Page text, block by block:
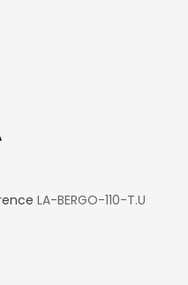
LA-BERGO-110-T.U